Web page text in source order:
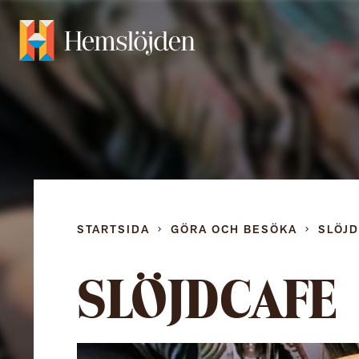
STARTSIDA GÖRA OCH BESÖKA
SLÖJDCAFE